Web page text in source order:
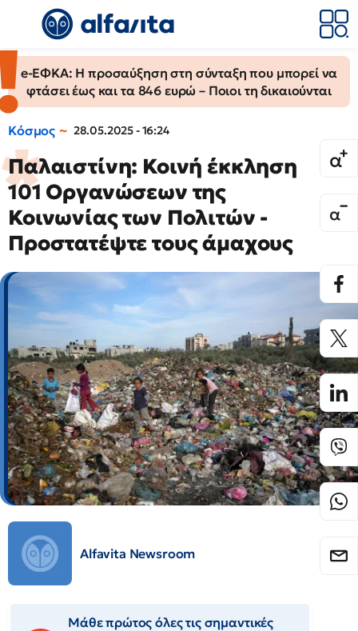
e-ΕΦΚΑ: Η προσαύξηση στη σύνταξη που μπορεί να
φτάσει έως και τα 846 ευρώ – Ποιοι τη δικαιούνται
Κόσμος 28.05.2025 - 16:24
Παλαιστίνη: Κοινή έκκληση
101 Οργανώσεων της
Κοινωνίας των Πολιτών -
Προστατέψτε τους άμαχους
Alfavita Newsroom
Μάθε πρώτος όλες τις σημαντικές